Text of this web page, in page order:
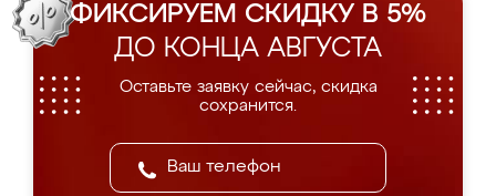
ФИКСИРУЕМ СКИДКУ В 5%
ДО КОНЦА АВГУСТА
Оставьте заявку сейчас, скидка
сохранится.